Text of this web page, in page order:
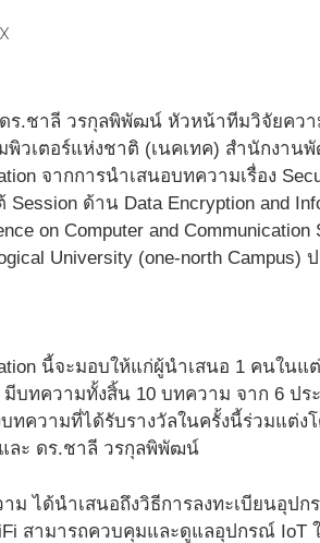
X
ร.ชาลี วรกุลพิพัฒน์ หัวหน้าทีมวิจัยคว
พิวเตอร์แห่งชาติ (เนคเทค) สำนักงา
จากการนำเสนอบทความเรื่อง
Session ด้าน Data Encryption and
on Computer and
University (one-north Campus)
นี้จะมอบให้แก่ผู้นำเสนอ 1 คนในแ
มีบทความทั้งสิ้น 10 บทความ จาก 6 ป
บทความที่ได้รับรางวัลในครั้งนี้ร่วมแ
ละ ดร.ชาลี วรกุลพิพัฒน์
ม ได้นำเสนอถึงวิธีการลงทะเบียนอุป
สามารถควบคุมและดูแลอุปกรณ์